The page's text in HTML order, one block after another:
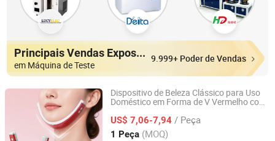
Principais Vendas Expositores
em Máquina de Teste
9.999+ Poder de Vendas
Dispositivo de Beleza Clássico para Uso
Doméstico em Forma de V Vermelho com
Regeneração da Pele
US$ 7,06-7,94 / Peça
1 Peça (MOQ)
Shenzhen Zhisimin Technology Co., Ltd.
Guangdong, China Desde 2026